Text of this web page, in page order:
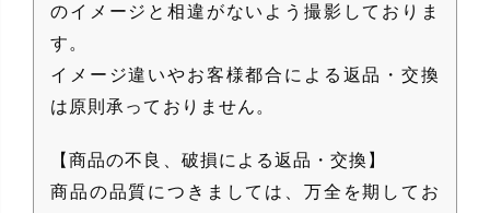
のイメージと相違がないよう撮影しておりま
す。
イメージ違いやお客様都合による返品・交換
は原則承っておりません。
【商品の不良、破損による返品・交換】
商品の品質につきましては、万全を期してお